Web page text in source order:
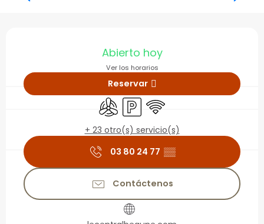
Horarios y datos de
Abierto hoy
Ver los horarios
Reservar
Aire Acondicionado
Aparcamiento
Wifi
+ 23 otro(s) servicio(s)
03 80 24 77 ▒▒
Contáctenos